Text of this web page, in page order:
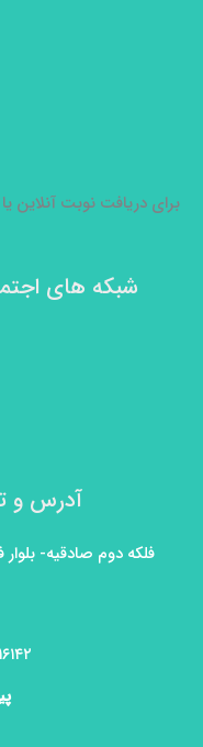
برای دریافت نوبت آنلاین
شبکه های
آدرس و
فلکه دوم صادقیه-
۴۴۰۱۶۱۴۲